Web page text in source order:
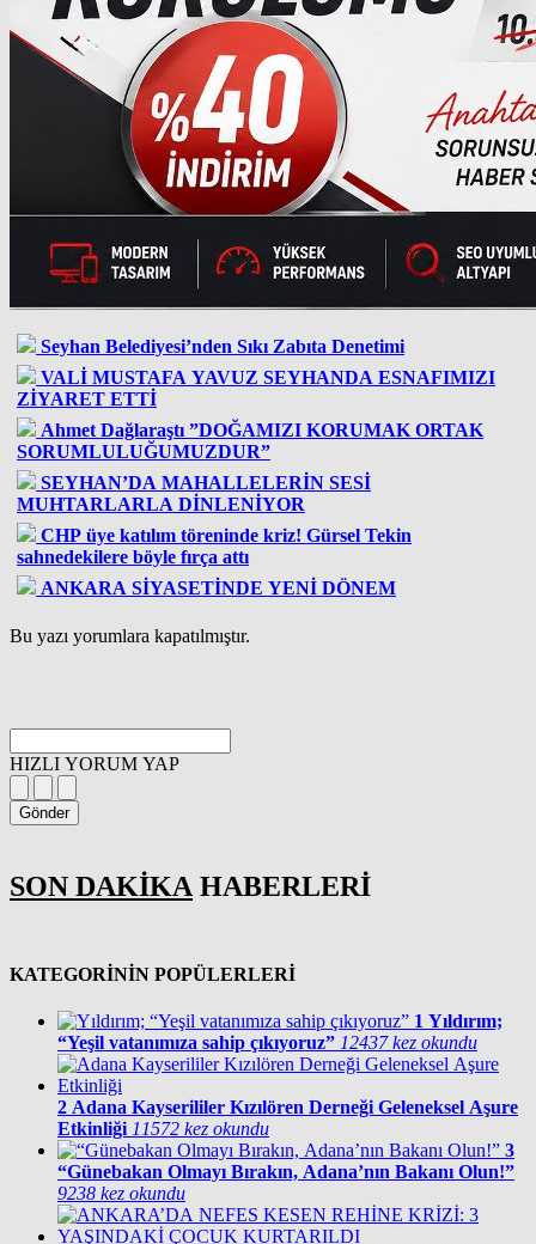
Seyhan Belediyesi’nden Sıkı Zabıta Denetimi
VALİ MUSTAFA YAVUZ SEYHANDA ESNAFIMIZI
ZİYARET ETTİ
Ahmet Dağlaraştı ”DOĞAMIZI KORUMAK ORTAK
SORUMLULUĞUMUZDUR”
SEYHAN’DA MAHALLELERİN SESİ
MUHTARLARLA DİNLENİYOR
CHP üye katılım töreninde kriz! Gürsel Tekin
sahnedekilere böyle fırça attı
ANKARA SİYASETİNDE YENİ DÖNEM
Bu yazı yorumlara kapatılmıştır.
HIZLI YORUM YAP
Gönder
SON DAKİKA HABERLERİ
KATEGORİNİN POPÜLERLERİ
1 Yıldırım;
“Yeşil vatanımıza sahip çıkıyoruz” 12437 kez okundu
2 Adana Kayserililer Kızılören Derneği Geleneksel Aşure
Etkinliği 11572 kez okundu
3
“Günebakan Olmayı Bırakın, Adana’nın Bakanı Olun!”
9238 kez okundu